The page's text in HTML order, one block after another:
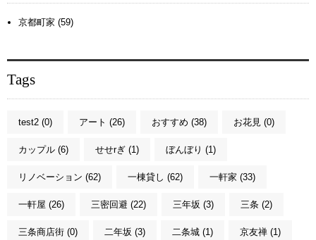
京都町家 (59)
Tags
test2 (0) アート (26) おすすめ (38) お花見 (0)
カップル (6) せせrぎ (1) ぼんぼり (1)
リノベーション (62) 一棟貸し (62) 一軒家 (33)
一軒屋 (26) 三密回避 (22) 三年坂 (3) 三条 (2)
三条商店街 (0) 二年坂 (3) 二条城 (1) 京友禅 (1)